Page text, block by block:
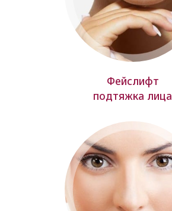
Фейслифт
подтяжка лица